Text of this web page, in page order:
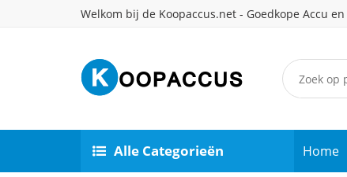
Welkom bij de Koopaccus.net - Goedkope Accu
Alle Categorieën Home